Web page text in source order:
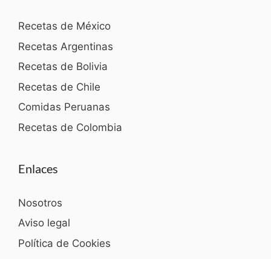
Recetas de México
Recetas Argentinas
Recetas de Bolivia
Recetas de Chile
Comidas Peruanas
Recetas de Colombia
Enlaces
Nosotros
Aviso legal
Política de Cookies